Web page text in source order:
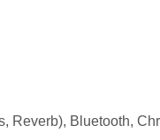
Reverb), Bluetooth,